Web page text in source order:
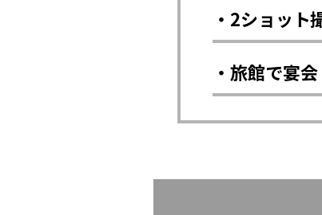
・2ショット
・旅館で宴会